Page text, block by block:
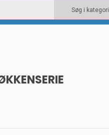
Søg i kategori